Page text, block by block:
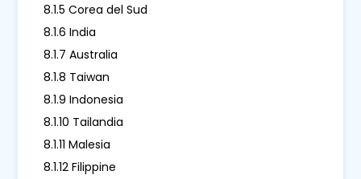
8.1.5 Corea del Sud
8.1.6 India
8.1.7 Australia
8.1.8 Taiwan
8.1.9 Indonesia
8.1.10 Tailandia
8.1.11 Malesia
8.1.12 Filippine